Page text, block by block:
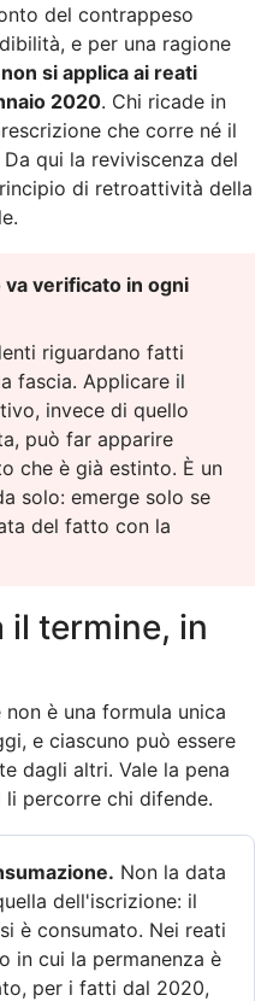
del contrappeso
e per una ragione
si applica ai reati
2020. Chi ricade in
che corre né il
qui la reviviscenza del
di retroattività della
verificato in ogni
riguardano fatti
fascia. Applicare il
invece di quello
può far apparire
che è già estinto. È un
solo: emerge solo se
del fatto con la
il termine, in
è una formula unica
e ciascuno può essere
dagli altri. Vale la pena
percorre chi difende.
Non la data
dell'iscrizione: il
è consumato. Nei reati
in cui la permanenza è
per i fatti dal 2020,